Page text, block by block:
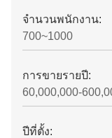
จํานวนพนักงาน:
700~1000
การขายรายปี:
60,000,000-
ปีที่ตั้ง: